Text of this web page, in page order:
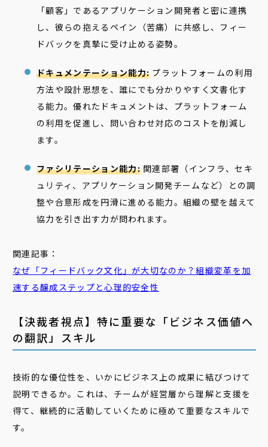
「顧客」であるアプリケーション開発者と密に連携
し、彼らの抱えるペイン（苦痛）に共感し、フィー
ドバックを真摯に受け止める姿勢。
ドキュメンテーション能力: プラットフォームの利用
方法や設計思想を、誰にでも分かりやすく文書化す
る能力。優れたドキュメントは、プラットフォーム
の利用を促進し、問い合わせ対応のコストを削減し
ます。
ファシリテーション能力:関連部署（インフラ、セキ
ュリティ、アプリケーション開発チームなど）との調
整や合意形成を円滑に進める能力。組織の壁を越えて
協力を引き出す力が問われます。
関連記事：
なぜ「フィードバック文化」が大切なのか？組織変革を加
速する醸成ステップと心理的安全性
【決裁者視点】特に重要な「ビジネス価値へ
の翻訳」スキル
技術的な優位性を、いかにビジネス上の成果に結びつけて
説明できるか。これは、チームが経営層から理解と支援を
得て、継続的に活動していくために極めて重要なスキルで
す。